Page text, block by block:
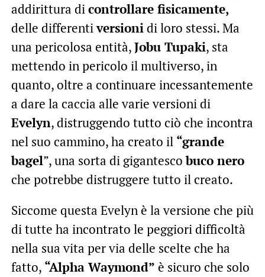
addirittura dicontrollare fisicamente,
delle differentiversionidi loro stessi. Ma
una pericolosa entità,Jobu Tupaki, sta
mettendo in pericolo il multiverso, in
quanto, oltre a continuare incessantemente
a dare la caccia alle varie versioni di
Evelyn, distruggendo tutto ciò che incontra
nel suo cammino, ha creato il “grande
bagel”, una sorta di gigantescobuco nero
che potrebbe distruggere tutto il creato.
Siccome questa Evelyn è la versione che più
di tutte ha incontrato le peggiori difficoltà
nella sua vita per via delle scelte che ha
fatto, “Alpha Waymond” è sicuro che solo